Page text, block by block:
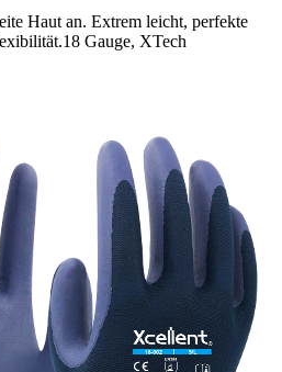
Haut an. Extrem leicht, perfekte
Gauge, XTech